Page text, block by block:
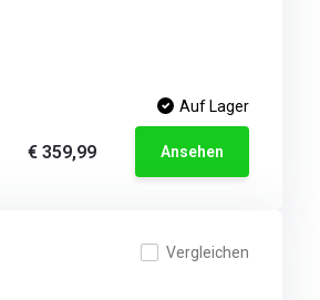
Auf Lager
€ 359,99 Ansehen
Vergleichen